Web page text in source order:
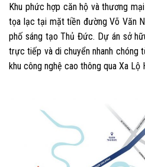
Khu phức hợp căn hộ và thương
tọa lạc tại mặt tiền đường Võ Văn
phố sáng tạo Thủ Đức. Dự án sở
trực tiếp và di chuyển nhanh chóng
khu công nghệ cao thông qua Xa Lộ